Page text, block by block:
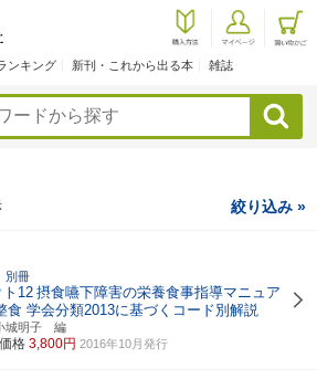
ンキング 新刊・これから出る本 雑誌
検索
絞り込み »
別冊
ト12 摂食嚥下障害の栄養食事指導マニュア
食 学会分類2013に基づくコード別解説
城明子 編
格 3,800円 2016年10月発行